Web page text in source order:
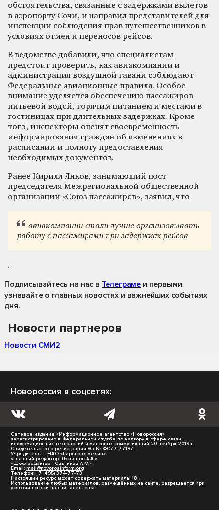
обстоятельства, связанные с задержками вылетов
в аэропорту Сочи, и направил представителей для
инспекции соблюдения прав путешественников в
условиях отмен и переносов рейсов.
В ведомстве добавили, что специалистам
предстоит проверить, как авиакомпании и
администрация воздушной гавани соблюдают
Федеральные авиационные правила. Особое
внимание уделяется обеспечению пассажиров
питьевой водой, горячим питанием и местами в
гостиницах при длительных задержках. Кроме
того, инспекторы оценят своевременность
информирования граждан об изменениях в
расписании и полноту предоставления
необходимых документов.
Ранее Кирилл Янков, занимающий пост
председателя Межрегиональной общественной
организации «Союз пассажиров», заявил, что
авиакомпании стали лучше организовывать
работу с пассажирами при задержках рейсов
.
Подписывайтесь на нас в Телеграме и первыми
узнавайте о главных новостях и важнейших событиях
дня.
Новости партнеров
Новости СМИ2
Новороссия в соцсетях:
Сетевое издание «Информационное агентство «Новороссия»
зарегистрировано в Федеральной службе по надзору в сфере связи,
информационных технологий и массовых коммуникаций 20 ноября 2019 г.
Свидетельство о регистрации Эл № ФС77-77187.
Учредитель — НАО «Царьград медиа».
«Главный редактор- Лукьянов А.А.»
«Шеф-редактор - Садчиков А.М.»
Email: mail@novorosinform.org
Телефон: +7 (495) 374-77-73
Настоящий ресурс может содержать материалы 18+.
Использование любых материалов, размещённых на сайте, разрешается при
условии ссылки на сайт агентства.